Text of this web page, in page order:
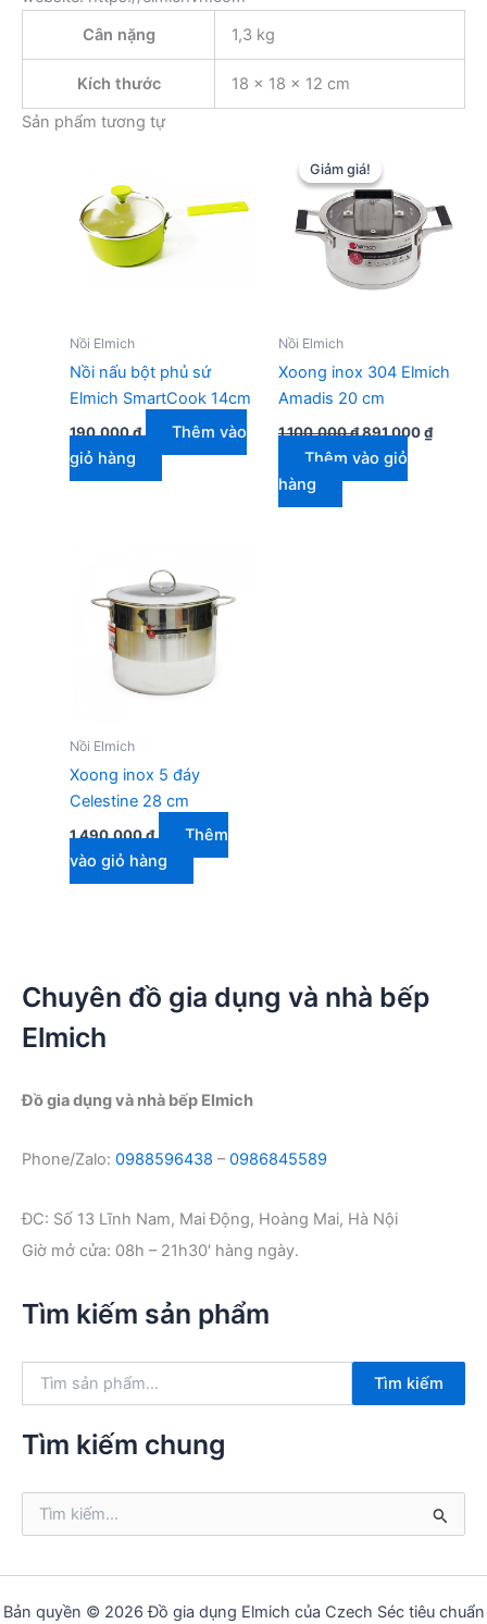
Cân nặng
1,3 kg
Kích thước
18 × 18 × 12 cm
Sản phẩm tương tự
Nồi Elmich
Nồi nấu bột phủ sứ
Elmich SmartCook 14cm
190.000₫
Thêm vào
giỏ hàng
Giảm giá!
Giảm giá!
Nồi Elmich
Xoong inox 304 Elmich
Amadis 20 cm
1.100.000₫ Giá
là:
1.100.000 ₫.
891.000₫Giá
hiện
Thêm vào giỏ
hàng
Nồi Elmich
Xoong inox 5 đáy
Celestine 28 cm
1.490.000₫
Thêm
vào giỏ hàng
Chuyên đồ gia dụng và nhà bếp
Elmich
Đồ gia dụng và nhà bếp Elmich
Phone/Zalo: 0988596438 –0986845589
ĐC: Số 13 Lĩnh Nam, Mai Động, Hoàng Mai, Hà Nội
Giờ mở cửa: 08h – 21h30′ hàng ngày.
Tìm kiếm sản phẩm
k
Tìm kiếm
Tìm kiếm chung
ế
Bản quyền © 2026 Đồ gia dụng Elmich của Czech Séc tiêu chuẩn